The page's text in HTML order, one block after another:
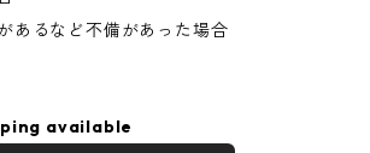
あるなど不備があった場合
available